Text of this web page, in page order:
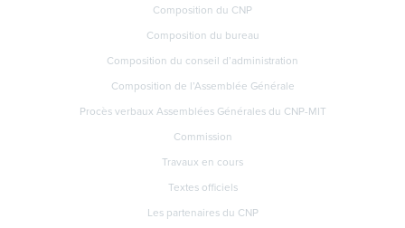
Composition du CNP
Composition du bureau
Composition du conseil d’administration
Composition de l’Assemblée Générale
Procès verbaux Assemblées Générales du CNP-MIT
Commission
Travaux en cours
Textes officiels
Les partenaires du CNP